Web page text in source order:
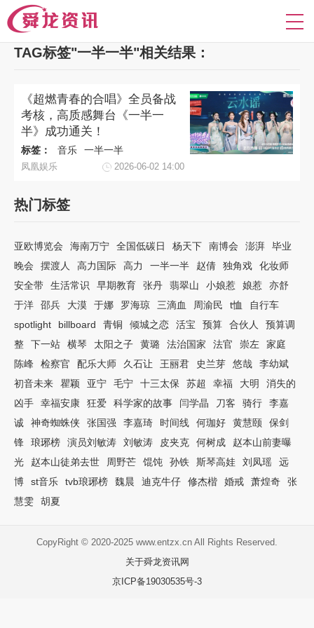
TAG标签"一半一半"相关结果：
《超燃青春的合唱》全员备战
考核，高质感舞台《一半一
半》成功通关！
标签： 音乐 一半一半
凤凰娱乐 2026-06-02 14:00
热门标签
亚欧博览会 海南万宁 全国低碳日 杨天下 南博会 澎湃
毕业
晚会
摆渡人 高力国际 高力 一半一半 赵倩 独角戏
化妆师
安全带
生活常识 早期教育 张丹 翡翠山 小娘惹 娘惹
亦舒
于洋
邵兵 大漠 于娜 罗海琼 三滴血 周渝民 t恤
自行车
spotlight
billboard 青铜 倾城之恋 活宝 预算 合伙人
预算调
整
下一站 横琴 太阳之子 黄璐 法治国家 法官 崇左
家庭
陈峰
检察官 配乐大师 久石让 王丽君 史兰芽 悠哉
李幼斌
初音未来
瞿颖 亚宁 毛宁 十三太保 苏超 幸福 大明
消失的
凶手
幸福安康 狂爱 科学家的故事 闫学晶 刀客 骑行
李嘉
诚
神奇蜘蛛侠 张国强 李嘉琦 时间线 何珈好 黄慧颐
保剑
锋
琅琊榜 演员刘敏涛 刘敏涛 皮夹克 何树成
赵本山前妻曝
光
赵本山徒弟去世 周野芒 馄饨 孙铁 斯琴高娃 刘凤瑶
远
博
st音乐 tvb琅琊榜 魏晨 迪克牛仔 修杰楷 婚戒 萧煌奇
张
慧雯
胡夏
CopyRight © 2020-2025 www.entzx.cn All Rights Reserved.
关于舜龙资讯网
京ICP备19030535号-3